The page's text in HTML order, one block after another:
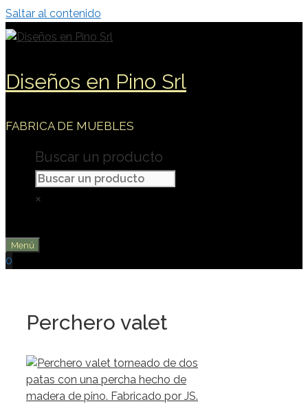
Saltar al contenido
Diseños en Pino Srl
FABRICA DE MUEBLES
Buscar un producto
×
Menú
0
Perchero valet